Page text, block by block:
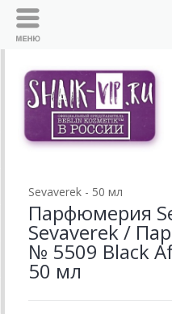
Sevaverek - 50 мл
Парфюмерия
Sevaverek /
№ 5509 Black
50 мл